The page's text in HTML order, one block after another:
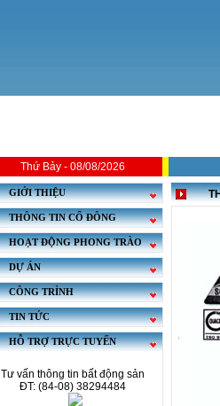
Thứ Bảy - 08/08/2026
GIỚI THIỆU
THÔNG TIN CỔ ĐÔNG
HOẠT ĐỘNG PHONG TRÀO
DỰ ÁN
CÔNG TRÌNH
TIN TỨC
HỖ TRỢ TRỰC TUYẾN
Tư vấn thông tin bất động sản
ĐT: (84-08) 38294484